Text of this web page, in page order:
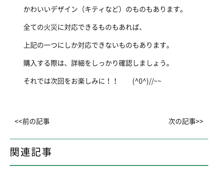
かわいいデザイン（キティなど）のものもあります。
全ての火災に対応できるものもあれば、
上記の一つにしか対応できないものもあります。
購入する際は、詳細をしっかり確認しましょう。
それでは次回をお楽しみに！！ (^0^)//~~
<<前の記事 次の記事>>
関連記事